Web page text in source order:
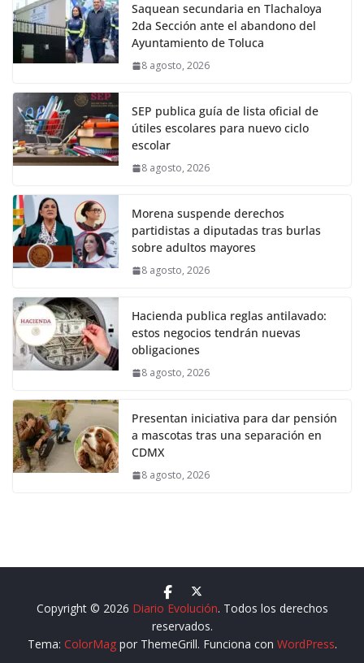
Saquean secundaria en Tlachaloya
2da Sección ante el abandono del
Ayuntamiento de Toluca
8 agosto, 2026
SEP publica guía de lista oficial de
útiles escolares para nuevo ciclo
escolar
8 agosto, 2026
Morena suspende derechos
partidistas a diputadas tras burlas
sobre adultos mayores
8 agosto, 2026
Hacienda publica reglas antilavado:
estos negocios tendrán nuevas
obligaciones
8 agosto, 2026
Presentan iniciativa para dar pensión
a mascotas tras una separación en
CDMX
8 agosto, 2026
Copyright © 2026 Diario Evolución. Todos los derechos
reservados.
Tema: ColorMagpor ThemeGrill. Funciona con WordPress.